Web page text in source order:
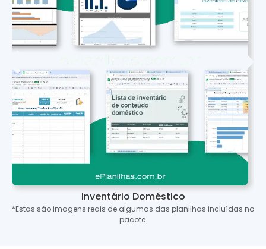
Inventário Doméstico
*Estas são imagens reais de algumas das planilhas incluídas no
pacote.